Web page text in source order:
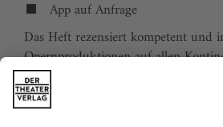
App auf Anfrage
Das Heft rezensiert kompetent und
Opernproduktionen auf allen
zeigt die Welt hinter der Bühne,
verfolgt die Kulturpolitik. Große
behandeln die Geschichte der Oper,